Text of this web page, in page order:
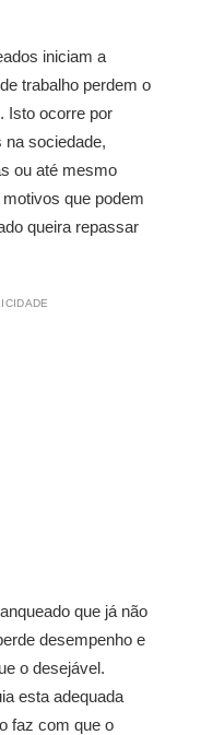
iniciam a
trabalho perdem o
Isto ocorre por
na sociedade,
ou até mesmo
que podem
queira repassar
que já não
desempenho e
o desejável.
esta adequada
faz com que o